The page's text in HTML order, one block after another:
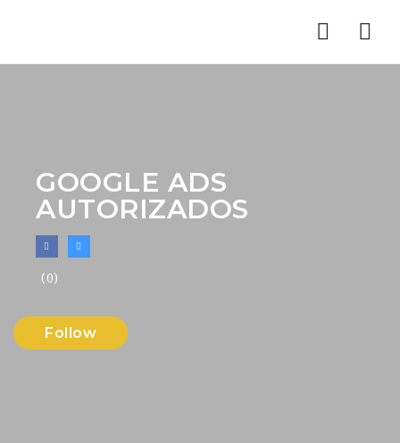
GOOGLE ADS
AUTORIZADOS
(0)
Follow